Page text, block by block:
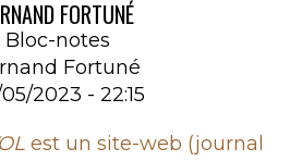
FORTUNÉ
Bloc-notes
Fortuné
2023 - 22:15
est un site-web (journal